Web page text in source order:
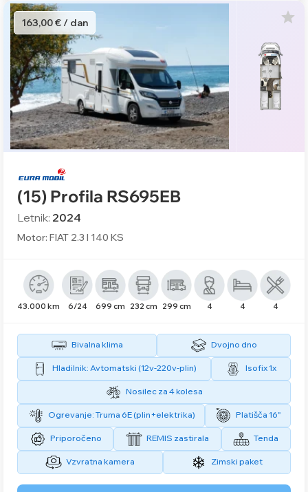
163,00 € / dan
(15) Profila RS695EB
Letnik: 2024
Motor: FIAT 2.3 l 140 KS
43.000 km 6/24 699 cm 232 cm 299 cm 4 4 4
Bivalna klima Dvojno dno
Hladilnik: Avtomatski (12v-220v-plin) Isofix 1x
Nosilec za 4 kolesa
Ogrevanje: Truma 6E (plin+elektrika) Platišča 16"
Priporočeno REMIS zastirala Tenda
Vzvratna kamera Zimski paket